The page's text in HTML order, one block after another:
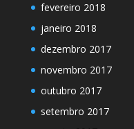
fevereiro 2018
janeiro 2018
dezembro 2017
novembro 2017
outubro 2017
setembro 2017